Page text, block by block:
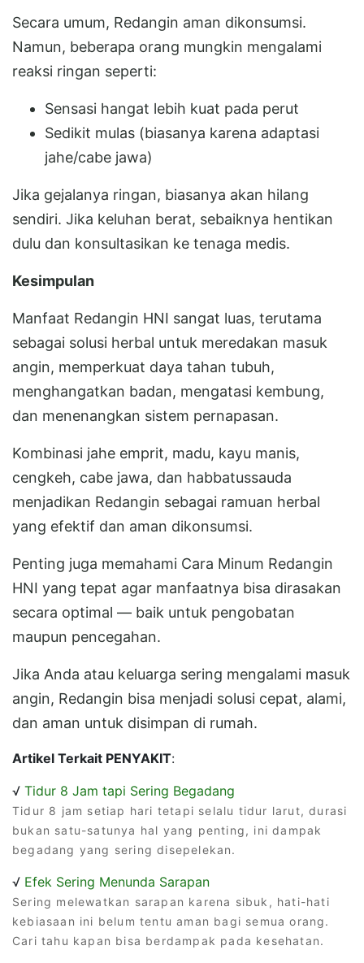
Secara umum, Redangin aman dikonsumsi.
Namun, beberapa orang mungkin mengalami
reaksi ringan seperti:
Sensasi hangat lebih kuat pada perut
Sedikit mulas (biasanya karena adaptasi
jahe/cabe jawa)
Jika gejalanya ringan, biasanya akan hilang
sendiri. Jika keluhan berat, sebaiknya hentikan
dulu dan konsultasikan ke tenaga medis.
Kesimpulan
Manfaat Redangin HNI sangat luas, terutama
sebagai solusi herbal untuk meredakan masuk
angin, memperkuat daya tahan tubuh,
menghangatkan badan, mengatasi kembung,
dan menenangkan sistem pernapasan.
Kombinasi jahe emprit, madu, kayu manis,
cengkeh, cabe jawa, dan habbatussauda
menjadikan Redangin sebagai ramuan herbal
yang efektif dan aman dikonsumsi.
Penting juga memahami Cara Minum Redangin
HNI yang tepat agar manfaatnya bisa dirasakan
secara optimal — baik untuk pengobatan
maupun pencegahan.
Jika Anda atau keluarga sering mengalami masuk
angin, Redangin bisa menjadi solusi cepat, alami,
dan aman untuk disimpan di rumah.
Artikel Terkait PENYAKIT:
√ Tidur 8 Jam tapi Sering Begadang
Tidur 8 jam setiap hari tetapi selalu tidur larut, durasi
bukan satu-satunya hal yang penting, ini dampak
begadang yang sering disepelekan.
√ Efek Sering Menunda Sarapan
Sering melewatkan sarapan karena sibuk, hati-hati
kebiasaan ini belum tentu aman bagi semua orang.
Cari tahu kapan bisa berdampak pada kesehatan.